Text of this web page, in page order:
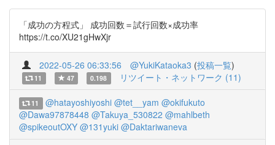
「成功の方程式」 成功回数＝試行回数×成功率
https://t.co/XU21gHwXjr
2022-05-26 06:33:56 @YukiKataoka3 (投稿一覧)
11 47 0.198 リツイート・ネットワーク (11)
11 @hatayoshiyoshi @tet__yam @okifukuto
@Dawa97878448 @Takuya_530822 @mahlbeth
@spikeoutOXY @131yuki @Daktariwaneva